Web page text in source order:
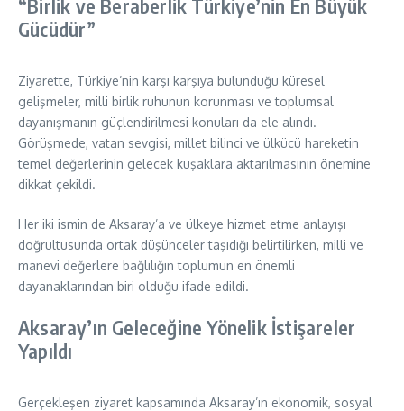
“Birlik ve Beraberlik Türkiye’nin En Büyük
Gücüdür”
Ziyarette, Türkiye’nin karşı karşıya bulunduğu küresel
gelişmeler, milli birlik ruhunun korunması ve toplumsal
dayanışmanın güçlendirilmesi konuları da ele alındı.
Görüşmede, vatan sevgisi, millet bilinci ve ülkücü hareketin
temel değerlerinin gelecek kuşaklara aktarılmasının önemine
dikkat çekildi.
Her iki ismin de Aksaray’a ve ülkeye hizmet etme anlayışı
doğrultusunda ortak düşünceler taşıdığı belirtilirken, milli ve
manevi değerlere bağlılığın toplumun en önemli
dayanaklarından biri olduğu ifade edildi.
Aksaray’ın Geleceğine Yönelik İstişareler
Yapıldı
Gerçekleşen ziyaret kapsamında Aksaray’ın ekonomik, sosyal